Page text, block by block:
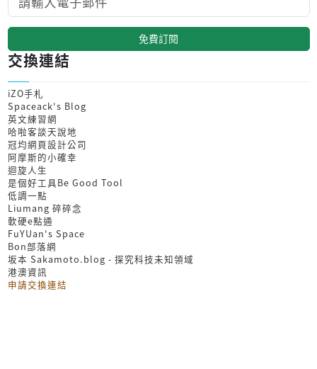
免費訂閱
交換連結
iZO手札
Spaceack's Blog
英文練習網
哈啦客談天說地
冠均網頁設計公司
阿摩斯的小確幸
迴旋人生
是個好工具Be Good Tool
低調一點
Liumang 碎碎念
軟硬e點通
FuYUan's Space
Bon部落網
坂本 Sakamoto.blog - 探究科技未知領域
港澳資訊
申請交換連結